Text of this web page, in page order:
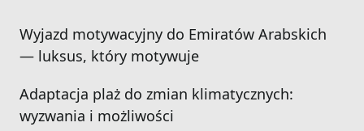
Wyjazd motywacyjny do Emiratów Arabskich
— luksus, który motywuje
Adaptacja plaż do zmian klimatycznych:
wyzwania i możliwości